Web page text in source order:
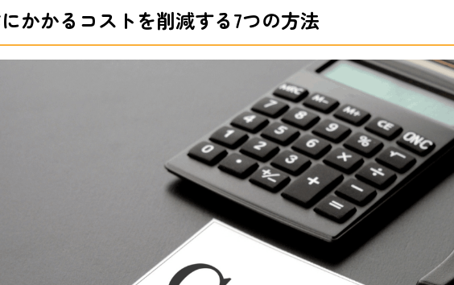
かかるコストを削減する7つの方法